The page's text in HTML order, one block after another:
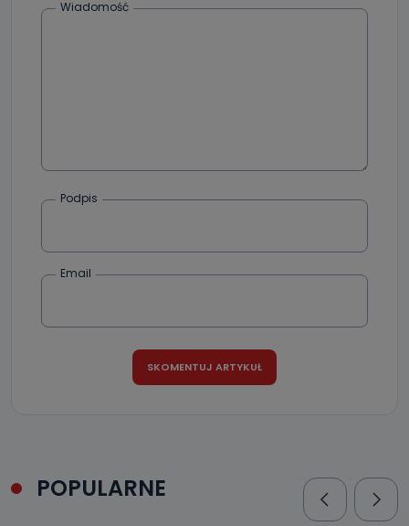
Wiadomość
Podpis
Email
POPULARNE